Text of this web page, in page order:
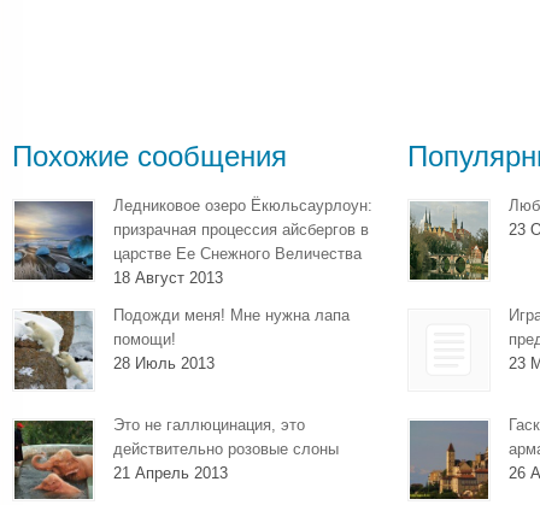
Похожие сообщения
Ледниковое озеро Ёкюльсаурлоун:
призрачная процессия айсбергов в
царстве Ее Снежного Величества
18 Август 2013
Подожди меня! Мне нужна лапа
помощи!
28 Июль 2013
Это не галлюцинация, это
действительно розовые слоны
21 Апрель 2013
23
23
26